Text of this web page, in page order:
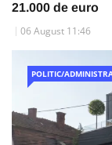
21.000 de euro
06 August 11:46
POLITIC/